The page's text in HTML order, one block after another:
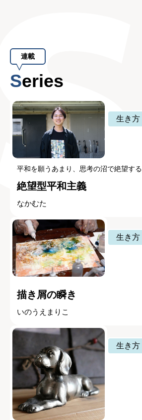
連載
Series
生き方
平和を願うあまり、思考の沼で絶望する
絶望型平和主義
なかむた
生き方
描き屑の瞬き
いのうえまりこ
生き方